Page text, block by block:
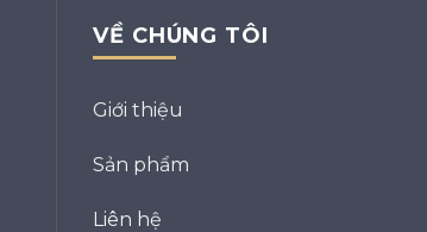
VỀ CHÚNG TÔI
Giới thiệu
Sản phẩm
Liên hệ